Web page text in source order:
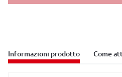
Informazioni prodotto Come